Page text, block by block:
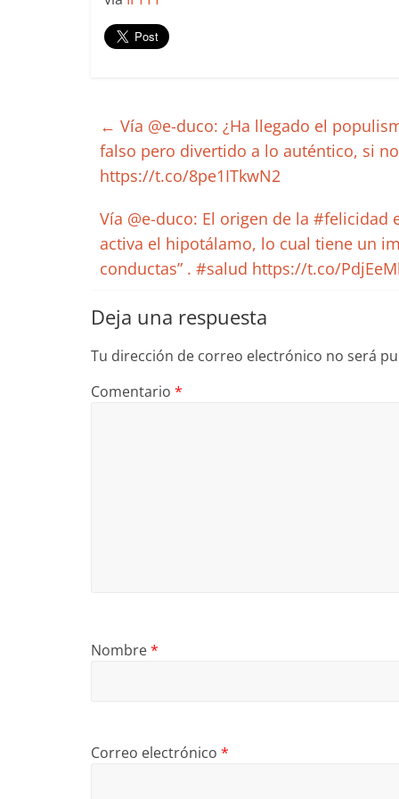
← Vía @e-duco: ¿Ha llegado el
falso pero divertido a lo auténtico, si
https://t.co/8pe1ITkwN2
Vía @e-duco: El origen de la #felicidad
activa el hipotálamo, lo cual tiene un
conductas” . #salud https://t.co/
Deja una respuesta
Tu dirección de correo electrónico no será
Comentario *
Nombre*
Correo electrónico *